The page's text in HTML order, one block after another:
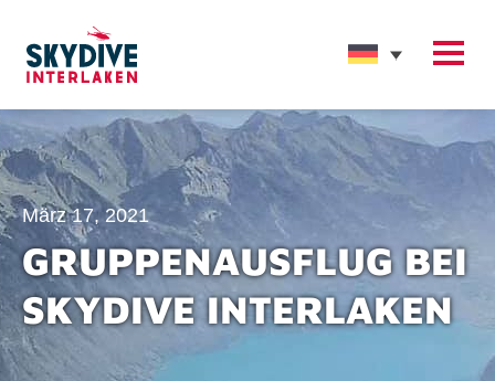
März 17, 2021
GRUPPENAUSFLUG BEI
SKYDIVE INTERLAKEN